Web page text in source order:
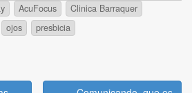
AcuFocus
Clinica Barraquer
ojos presbicia